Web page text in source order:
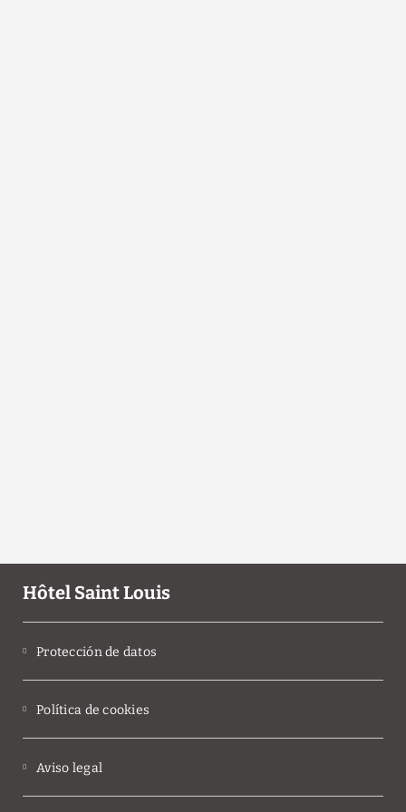
Hôtel Saint Louis
Protección de datos
Política de cookies
Aviso legal